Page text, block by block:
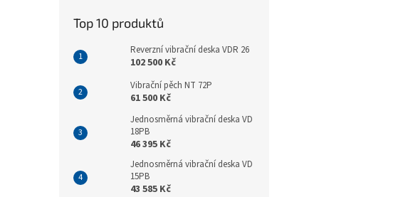
Top 10 produktů
Reverzní vibrační deska VDR 26
102 500 Kč
Vibrační pěch NT 72P
61 500 Kč
Jednosměrná vibrační deska VD
18PB
46 395 Kč
Jednosměrná vibrační deska VD
15PB
43 585 Kč